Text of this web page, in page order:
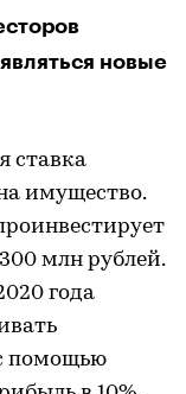
новые
ставка
имущество.
млн рублей.
года
помощью